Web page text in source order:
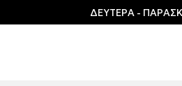
ΔΕΥΤΕΡΑ -